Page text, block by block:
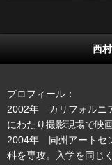
西
プロフィール：
2002年 カリフォルニ
にわたり撮影現場で映
2004年 同州アートセ
科を専攻。入学を同じ